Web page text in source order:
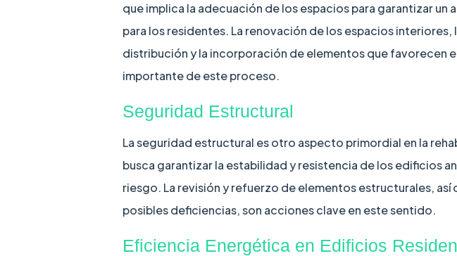
que implica la adecuación de los espacios para garantizar
para los residentes. La renovación de los espacios interiores,
distribución y la incorporación de elementos que favorecen
importante de este proceso.
Seguridad Estructural
La seguridad estructural es otro aspecto primordial en la
busca garantizar la estabilidad y resistencia de los edificios
riesgo. La revisión y refuerzo de elementos estructurales,
posibles deficiencias, son acciones clave en este sentido.
Eficiencia Energética en Edificios